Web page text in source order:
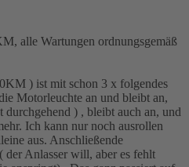
alle Wartungen ordnungsgemäß
) ist mit schon 3 x folgendes
Motorleuchte an und bleibt an,
durchgehend ) , bleibt auch an, und
Ich kann nur noch ausrollen
aus. Anschließende
der Anlasser will, aber es fehlt